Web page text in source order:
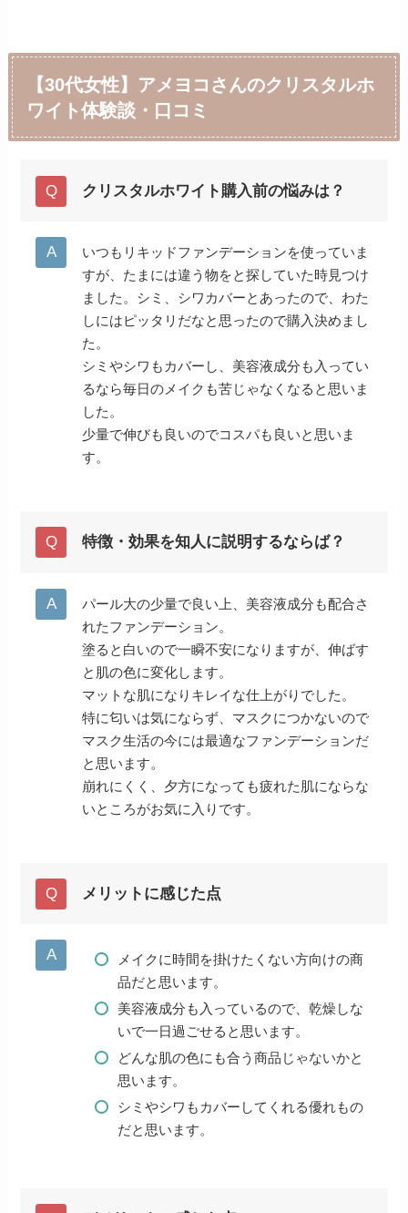
【30代女性】アメヨコさんのクリスタルホ
ワイト体験談・口コミ
クリスタルホワイト購入前の悩みは？
いつもリキッドファンデーションを使っていま
すが、たまには違う物をと探していた時見つけ
ました。シミ、シワカバーとあったので、わた
しにはピッタリだなと思ったので購入決めまし
た。
シミやシワもカバーし、美容液成分も入ってい
るなら毎日のメイクも苦じゃなくなると思いま
した。
少量で伸びも良いのでコスパも良いと思いま
す。
特徴・効果を知人に説明するならば？
パール大の少量で良い上、美容液成分も配合さ
れたファンデーション。
塗ると白いので一瞬不安になりますが、伸ばす
と肌の色に変化します。
マットな肌になりキレイな仕上がりでした。
特に匂いは気にならず、マスクにつかないので
マスク生活の今には最適なファンデーションだ
と思います。
崩れにくく、夕方になっても疲れた肌にならな
いところがお気に入りです。
メリットに感じた点
メイクに時間を掛けたくない方向けの商
品だと思います。
美容液成分も入っているので、乾燥しな
いで一日過ごせると思います。
どんな肌の色にも合う商品じゃないかと
思います。
シミやシワもカバーしてくれる優れもの
だと思います。